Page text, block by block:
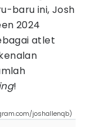
baru ini, Josh
2024
atlet
!
joshallenqb)